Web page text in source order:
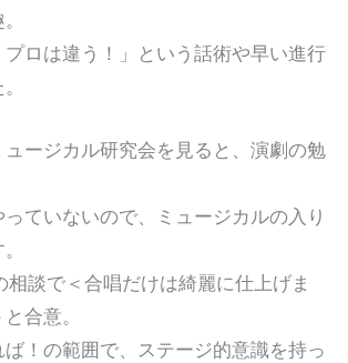
は違う！」という話術や早い進行
ージカル研究会を見ると、演劇の勉
ていないので、ミュージカルの入り
相談で＜合唱だけは綺麗に仕上げま
合意。
！の範囲で、ステージ的意識を持っ